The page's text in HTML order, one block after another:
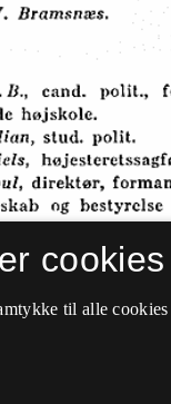
cookies
til alle